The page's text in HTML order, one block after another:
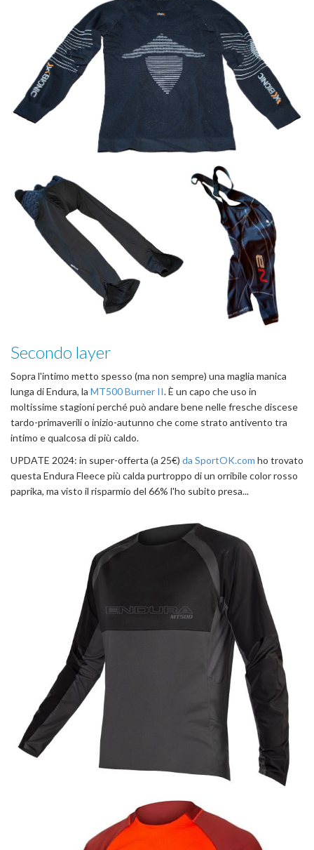
Secondo layer
Sopra l'intimo metto spesso (ma non sempre) una maglia manica
lunga di Endura, la MT500 Burner II. È un capo che uso in
moltissime stagioni perché può andare bene nelle fresche discese
tardo-primaverili o inizio-autunno che come strato antivento tra
intimo e qualcosa di più caldo.
UPDATE 2024: in super-offerta (a 25€) da SportOK.com ho trovato
questa Endura Fleece più calda purtroppo di un orribile color rosso
paprika, ma visto il risparmio del 66% l'ho subito presa...